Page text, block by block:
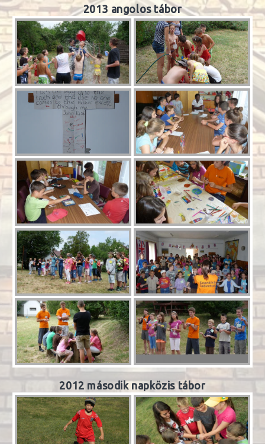
2013 angolos tábor
2012 második napközis tábor